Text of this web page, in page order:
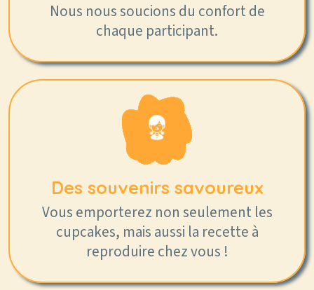
Nous nous soucions du confort de
chaque participant.
Des souvenirs savoureux
Vous emporterez non seulement les
cupcakes, mais aussi la recette à
reproduire chez vous !